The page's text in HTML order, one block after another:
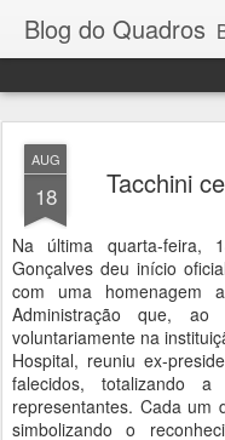
Blog do Quadros
AUG
18 Tacchini
Na última quarta-feira,
Gonçalves deu início
com uma homenagem
Administração que,
voluntariamente na
Hospital, reuniu ex-
falecidos, totalizando
representantes. Cada um
simbolizando o